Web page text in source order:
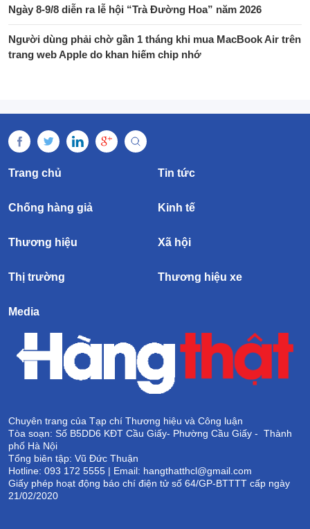
Ngày 8-9/8 diễn ra lễ hội “Trà Đường Hoa” năm 2026
Người dùng phải chờ gần 1 tháng khi mua MacBook Air trên
trang web Apple do khan hiếm chip nhớ
Trang chủ Tin tức
Chống hàng giả Kinh tế
Thương hiệu Xã hội
Thị trường Thương hiệu xe
Media
Chuyên trang của Tạp chí Thương hiệu và Công luận
Tòa soạn: Số B5DD6 KĐT Cầu Giấy- Phường Cầu Giấy - Thành
phố Hà Nội
Tổng biên tập: Vũ Đức Thuận
Hotline: 093 172 5555 | Email: hangthatthcl@gmail.com
Giấy phép hoạt động báo chí điện tử số 64/GP-BTTTT cấp ngày
21/02/2020